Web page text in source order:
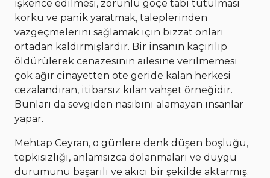
işkence edilmesi, zorunlu göçe tabi tutulması
korku ve panik yaratmak, taleplerinden
vazgeçmelerini sağlamak için bizzat onları
ortadan kaldırmışlardır. Bir insanın kaçırılıp
öldürülerek cenazesinin ailesine verilmemesi
çok ağır cinayetten öte geride kalan herkesi
cezalandıran, itibarsız kılan vahşet örneğidir.
Bunları da sevgiden nasibini alamayan insanlar
yapar.
Mehtap Ceyran, o günlere denk düşen boşluğu,
tepkisizliği, anlamsızca dolanmaları ve duygu
durumunu başarılı ve akıcı bir şekilde aktarmış.